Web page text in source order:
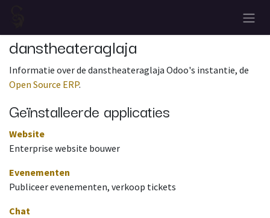
danstheateraglaja
Informatie over de danstheateraglaja Odoo's instantie, de
Open Source ERP.
Geïnstalleerde applicaties
Website
Enterprise website bouwer
Evenementen
Publiceer evenementen, verkoop tickets
Chat